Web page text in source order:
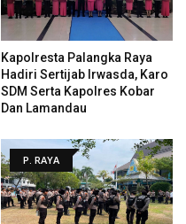
Kapolresta Palangka Raya
Hadiri Sertijab Irwasda, Karo
SDM Serta Kapolres Kobar
Dan Lamandau
P. RAYA